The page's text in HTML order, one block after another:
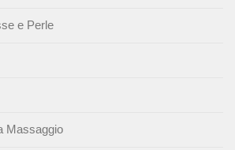
e Perle
Massaggio